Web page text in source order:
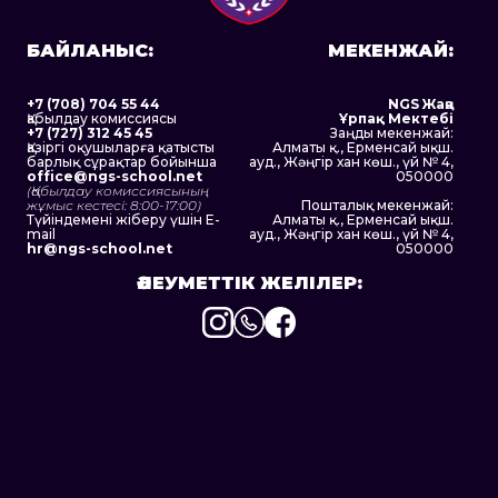
БАЙЛАНЫС:
+7 (708) 704 55 44
Қабылдау комиссиясы
+7 (727) 312 45 45
Қазіргі оқушыларға қатысты
барлық сұрақтар бойынша
office@ngs-school.net
(Қабылдау комиссиясының
жұмыс кестесі: 8:00-17:00)
Түйіндемені жіберу үшін E-
mail
hr@ngs-school.net
МЕКЕНЖАЙ:
NGS Жаңа
Ұрпақ Мектебі
Заңды мекенжай:
Алматы қ., Ерменсай ықш.
ауд., Жәңгір хан көш., үй № 4,
050000
Пошталық мекенжай:
Алматы қ., Ерменсай ықш.
ауд., Жәңгір хан көш., үй № 4,
050000
ӘЛЕУМЕТТІК ЖЕЛІЛЕР:
Instagram
WhatsApp
Facebook